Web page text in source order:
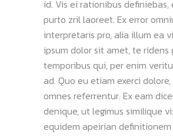
id. Vis ei rationibus definiebas,
purto zril laoreet. Ex error
interpretaris pro, alia illum ea
ipsum dolor sit amet, te ridens
temporibus qui, per enim
ad. Quo eu etiam exerci
omnes referrentur. Ex eam
denique, ut legimus similique
equidem apeirian definitionem